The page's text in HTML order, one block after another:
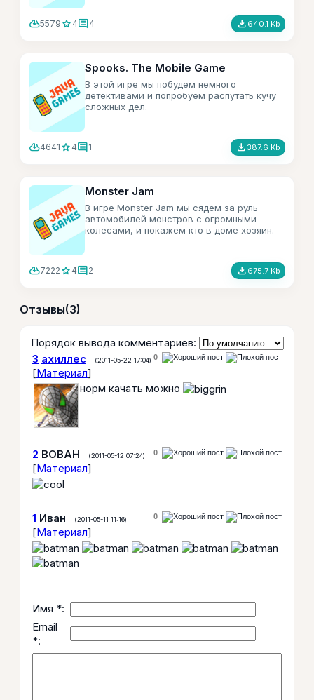
cloud_download5579 star 4comment4 file_download 640.1 Kb
Spooks. The Mobile Game
В этой игре мы побудем немного
детективами и попробуем распутать кучу
сложных дел.
cloud_download4641 star 4comment1 file_download 387.6 Kb
Monster Jam
В игре Monster Jam мы сядем за руль
автомобилей монстров с огромными
колесами, и покажем кто в доме хозяин.
cloud_download7222 star 4comment2 file_download 675.7 Kb
Отзывы(3)
Порядок вывода комментариев:
0
3 ахиллес (2011-05-22 17:04)
[Материал]
норм качать можно
0
2 ВОВАН (2011-05-12 07:24)
[Материал]
0
1 Иван (2011-05-11 11:16)
[Материал]
Имя *:
Email
*: